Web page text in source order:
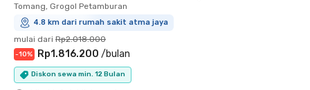
Tomang, Grogol Petamburan
4.8 km dari rumah sakit atma jaya
mulai dari Rp2.018.000
-10% Rp1.816.200 /bulan
Diskon sewa min. 12 Bulan